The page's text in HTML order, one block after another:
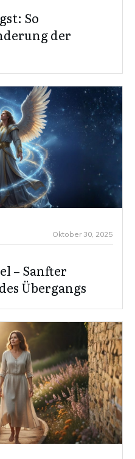
So
der
Oktober 30, 2025
– Sanfter
Übergangs